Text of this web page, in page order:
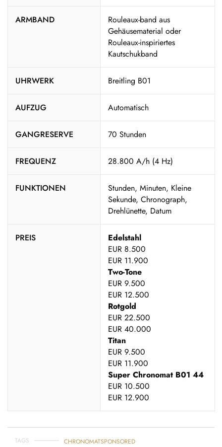
ARMBAND
Rouleaux-band aus
Gehäusematerial oder
Rouleaux-inspiriertes
Kautschukband
UHRWERK Breitling B01
AUFZUG Automatisch
GANGRESERVE 70 Stunden
FREQUENZ 28.800 A/h (4 Hz)
FUNKTIONEN
Stunden, Minuten, Kleine
Sekunde, Chronograph,
Drehlünette, Datum
PREIS
Edelstahl
EUR 8.500
EUR 11.900
Two-Tone
EUR 9.500
EUR 12.500
Rotgold
EUR 22.500
EUR 40.000
Titan
EUR 9.500
EUR 11.900
Super Chronomat B01 44
EUR 10.500
EUR 12.900
TAGS CHRONOMATSPONSORED